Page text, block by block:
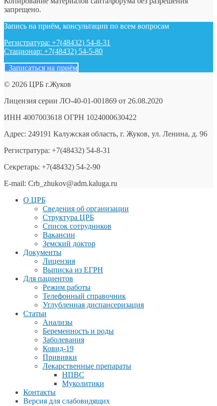
запрещено.
Запись на приём, консультации по всем вопросам
Регистратура: +7(48432) 54-8-31
Стационар: +7(48432) 54-5-80
Записаться на приём
© 2026 ЦРБ г.Жуков
Лицензия серии ЛО-40-01-001869 от 26.08.2020
ИНН 4007003618 ОГРН 1024000630422
Адрес: 249191 Калужская область, г. Жуков, ул. Ленина, д. 96
Регистратура: +7(48432) 54-8-31
Секретарь: +7(48432) 54-2-90
E-mail: Crb_zhukov@adm.kaluga.ru
О ЦРБ
Сведения об организации
Структура ЦРБ
Список сотрудников
Вакансии
Земский доктор
Документы
Лицензия
Выписка из ЕГРН
Для пациентов
Режим работы
Телефонный справочник
Углубленная диспансеризация
Статьи
Анализы
Беременность и роды
Заболевания
Ковид-19
Прививки
Лекарственные препараты
НПВС
Муколитики
Контакты
Версия для слабовидящих